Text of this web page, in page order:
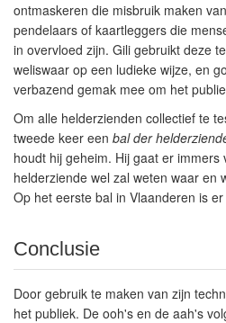
ontmaskeren die misbruik maken
pendelaars of kaartleggers die
in overvloed zijn. Gili gebruikt deze
weliswaar op een ludieke wijze, en
verbazend gemak mee om het
Om alle helderzienden collectief te
tweede keer een bal der
houdt hij geheim. Hij gaat er
helderziende wel zal weten waar en
Op het eerste bal in Vlaanderen is
Conclusie
Door gebruik te maken van zijn
het publiek. De ooh's en de aah's